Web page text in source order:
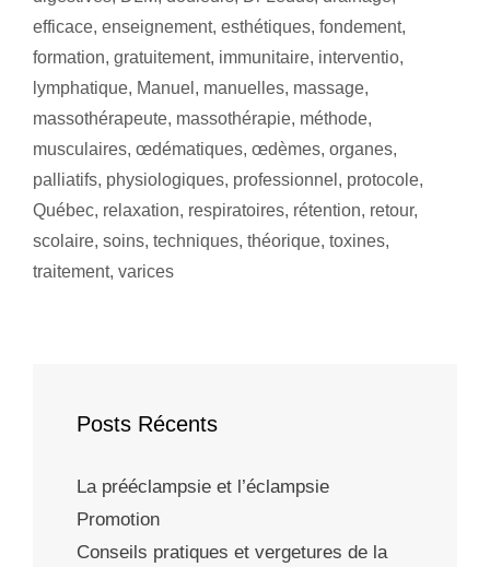
efficace, enseignement, esthétiques, fondement,
formation, gratuitement, immunitaire, interventio,
lymphatique, Manuel , manuelles, massage,
massothérapeute, massothérapie, méthode,
musculaires, œdématiques, œdèmes, organes,
palliatifs, physiologiques, professionnel , protocole,
Québec, relaxation, respiratoires, rétention, retour,
scolaire, soins, techniques, théorique, toxines,
traitement, varices
Posts Récents
La prééclampsie et l’éclampsie
Promotion
Conseils pratiques et vergetures de la